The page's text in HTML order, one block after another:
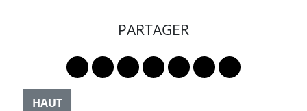
PARTAGER
Lien vers le profil Mastodon
Lien vers le profil Bluesky
Lien vers le profil Instagram
Lien vers le profil Linkedin
Lien vers le profil
Lien vers le profil
Partager par
HAUT